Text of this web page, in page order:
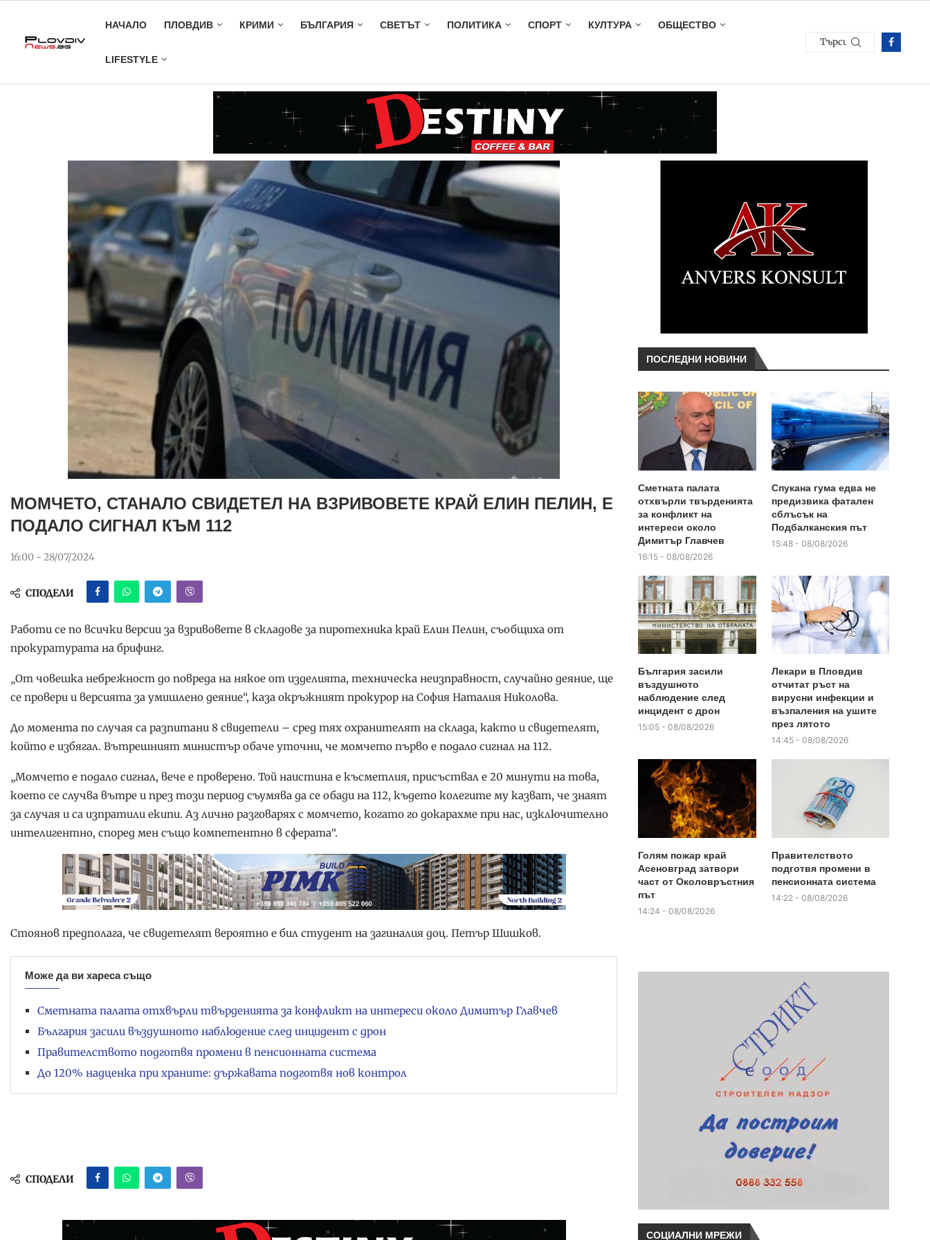
НАЧАЛО ПЛОВДИВ КРИМИ БЪЛГАРИЯ СВЕТЪТ ПОЛИТИКА СПОРТ КУЛТУРА ОБЩЕСТВО
LIFESTYLE
МОМЧЕТО, СТАНАЛО СВИДЕТЕЛ НА ВЗРИВОВЕТЕ КРАЙ ЕЛИН ПЕЛИН, Е
ПОДАЛО СИГНАЛ КЪМ 112
16:00 - 28/07/2024
СПОДЕЛИ
Работи се по всички версии за взривовете в складове за пиротехника край Елин Пелин, съобщиха от
прокуратурата на брифинг.
„От човешка небрежност до повреда на някое от изделията, техническа неизправност, случайно деяние, ще
се провери и версията за умишлено деяние“, каза окръжният прокурор на София Наталия Николова.
До момента по случая са разпитани 8 свидетели – сред тях охранителят на склада, както и свидетелят,
който е избягал. Вътрешният министър обаче уточни, че момчето първо е подало сигнал на 112.
„Момчето е подало сигнал, вече е проверено. Той наистина е късметлия, присъствал е 20 минути на това,
което се случва вътре и през този период съумява да се обади на 112, където колегите му казват, че знаят
за случая и са изпратили екипи. Аз лично разговарях с момчето, когато го докарахме при нас, изключително
интелигентно, според мен също компетентно в сферата“.
Стоянов предполага, че свидетелят вероятно е бил студент на загиналия доц. Петър Шишков.
Може да ви хареса също
Сметната палата отхвърли твърденията за конфликт на интереси около Димитър Главчев
България засили въздушното наблюдение след инцидент с дрон
Правителството подготвя промени в пенсионната система
До 120% надценка при храните: държавата подготвя нов контрол
СПОДЕЛИ
ПОСЛЕДНИ НОВИНИ
Сметната палата
отхвърли твърденията
за конфликт на
интереси около
Димитър Главчев
16:15 - 08/08/2026
Спукана гума едва не
предизвика фатален
сблъсък на
Подбалканския път
15:48 - 08/08/2026
България засили
въздушното
наблюдение след
инцидент с дрон
15:05 - 08/08/2026
Лекари в Пловдив
отчитат ръст на
вирусни инфекции и
възпаления на ушите
през лятото
14:45 - 08/08/2026
Голям пожар край
Асеновград затвори
част от Околовръстния
път
14:24 - 08/08/2026
Правителството
подготвя промени в
пенсионната система
14:22 - 08/08/2026
СОЦИАЛНИ МРЕЖИ